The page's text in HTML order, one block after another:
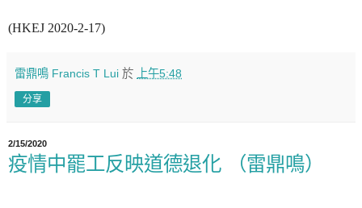
(HKEJ 2020-2-17)
雷鼎鳴 Francis T Lui 於 上午5:48
分享
2/15/2020
疫情中罷工反映道德退化 （雷鼎鳴）